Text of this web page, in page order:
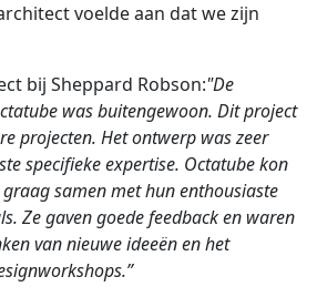
voelde aan dat we zijn
bij Sheppard Robson:"De
was buitengewoon. Dit project
projecten. Het ontwerp was zeer
specifieke expertise. Octatube kon
samen met hun enthousiaste
Ze gaven goede feedback en waren
van nieuwe ideeën en het